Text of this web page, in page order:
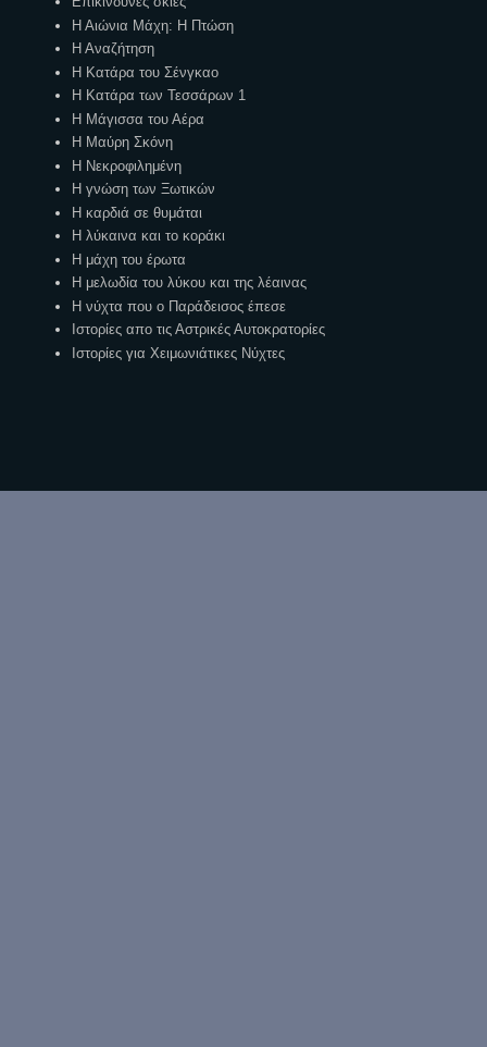
Η Αιώνια Μάχη: Η Πτώση
Η Αναζήτηση
Η Κατάρα του Σένγκαο
Η Κατάρα των Τεσσάρων 1
Η Μάγισσα του Αέρα
Η Μαύρη Σκόνη
Η Νεκροφιλημένη
Η γνώση των Ξωτικών
Η καρδιά σε θυμάται
Η λύκαινα και το κοράκι
Η μάχη του έρωτα
Η μελωδία του λύκου και της λέαινας
Η νύχτα που ο Παράδεισος έπεσε
Ιστορίες απο τις Αστρικές Αυτοκρατορίες
Ιστορίες για Χειμωνιάτικες Νύχτες